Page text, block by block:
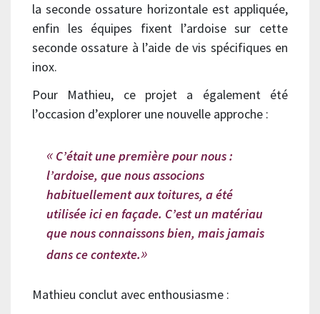
la seconde ossature horizontale est appliquée,
enfin les équipes fixent l’ardoise sur cette
seconde ossature à l’aide de vis spécifiques en
inox.
Pour Mathieu, ce projet a également été
l’occasion d’explorer une nouvelle approche :
C’était une première pour nous :
l’ardoise, que nous associons
habituellement aux toitures, a été
utilisée ici en façade. C’est un matériau
que nous connaissons bien, mais jamais
dans ce contexte.
Mathieu conclut avec enthousiasme :